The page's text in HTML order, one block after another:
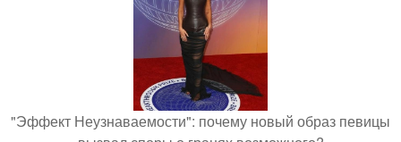
"Эффект Неузнаваемости": почему новый образ певицы